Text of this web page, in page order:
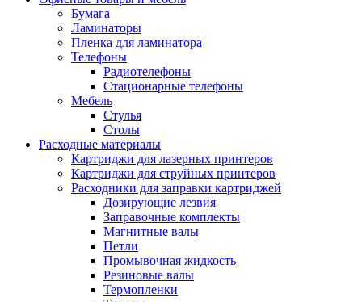
Бумага
Ламинаторы
Пленка для ламинатора
Телефоны
Радиотелефоны
Стационарные телефоны
Мебель
Стулья
Столы
Расходные материалы
Картриджи для лазерных принтеров
Картриджи для струйных принтеров
Расходники для заправки картриджей
Дозирующие лезвия
Заправочные комплекты
Магнитные валы
Петли
Промывочная жидкость
Резиновые валы
Термопленки